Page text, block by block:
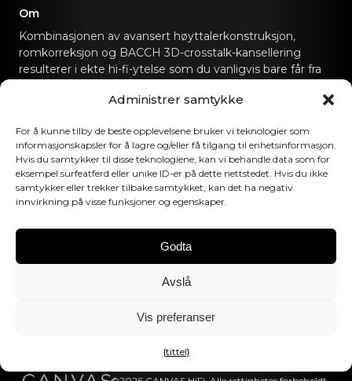
Administrer samtykke
For å kunne tilby de beste opplevelsene bruker vi teknologier som
informasjonskapsler for å lagre og/eller få tilgang til enhetsinformasjon.
Hvis du samtykker til disse teknologiene, kan vi behandle data som for
eksempel surfeatferd eller unike ID-er på dette nettstedet. Hvis du ikke
samtykker eller trekker tilbake samtykket, kan det ha negativ
innvirkning på visse funksjoner og egenskaper.
Godta
Avslå
Vis preferanser
{tittel}
Om
Kombinasjonen av avansert høyttalerkonstruksjon,
romkorreksjon og BACCH 3D-crosstalk-kansellering
resulterer i ekte hi-fi-ytelse som du vanligvis bare får fra
hello@canvashifi.com Ring +45 29 75 00 45
CANVAS HiFi ApS
Flade Engvej 4
MVA-nummer:DK43519425